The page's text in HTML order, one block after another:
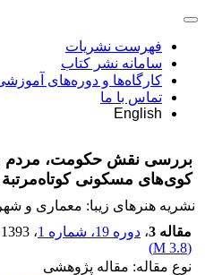
فهرست نشریات
سامانه نشر کتاب
کارگاه‌ها و دوره‌های
تماس با ما
English
بررسی نقش حکومت، مردم و
کوی‌های مسکونی کوتاه‌مرتبة
نشریه هنرهای زیبا: معماری و
مقاله 3
، دوره 19، شماره 1 ، 1393
(
3.8 M
)
نوع مقاله: مقاله پژوهشی